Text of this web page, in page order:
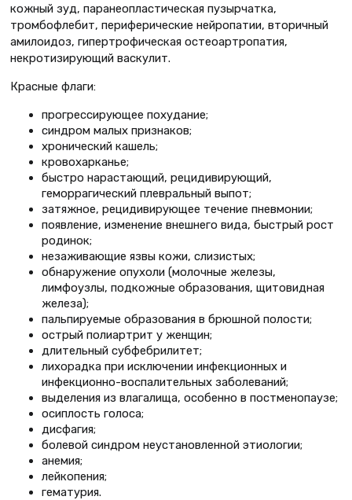
кожный зуд, паранеопластическая пузырчатка,
тромбофлебит, периферические нейропатии, вторичный
амилоидоз, гипертрофическая остеоартропатия,
некротизирующий васкулит.
Красные флаги:
прогрессирующее похудание;
синдром малых признаков;
хронический кашель;
кровохарканье;
быстро нарастающий, рецидивирующий,
геморрагический плевральный выпот;
затяжное, рецидивирующее течение пневмонии;
появление, изменение внешнего вида, быстрый рост
родинок;
незаживающие язвы кожи, слизистых;
обнаружение опухоли (молочные железы,
лимфоузлы, подкожные образования, щитовидная
железа);
пальпируемые образования в брюшной полости;
острый полиартрит у женщин;
длительный субфебрилитет;
лихорадка при исключении инфекционных и
инфекционно-воспалительных заболеваний;
выделения из влагалища, особенно в постменопаузе;
осиплость голоса;
дисфагия;
болевой синдром неустановленной этиологии;
анемия;
лейкопения;
гематурия.